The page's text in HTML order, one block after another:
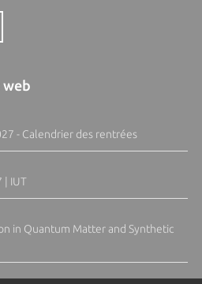
web
- Calendrier des rentrées
| IUT
in Quantum Matter and Synthetic